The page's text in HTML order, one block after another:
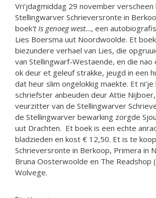
Vri’jdagmiddag 29 november verscheen
Stellingwarver Schrieversronte in
boek’t Is genoeg west…, een
Lies Boersma uut Noordwoolde. Et
biezundere verhael van Lies, die
van Stellingwarf-Westaende, en die nao
ok deur et geleuf strakke, jeugd in een
dat heur slim ongelokkig maekte. Et
schriefster anbeuden deur Attie
veurzitter van de Stellingwarver
de Stellingwarver bewarking zorgde
uut Drachten. Et boek is een echte
bladzieden en kost € 12,50. Et is te koop
Schrieversronte in Berkoop, Primera in
Bruna Oosterwoolde en The Readshop
Wolvege.